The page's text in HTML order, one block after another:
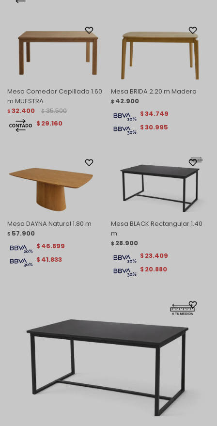
Mesa Comedor Cepillada 1.60
m MUESTRA
$ 32.400 $ 35.500
$ 29.160
Mesa BRIDA 2.20 m Madera
$ 42.900
$30.995
$34.749
Mesa DAYNA Natural 1.80 m
$ 57.900
$ 41.833
$ 46.899
Mesa BLACK Rectangular 1.40
m
$ 28.900
$ 20.880
$ 23.409